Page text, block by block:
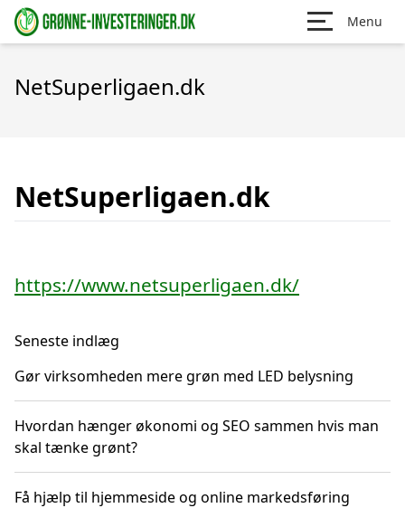
Menu
NetSuperligaen.dk
NetSuperligaen.dk
https://www.netsuperligaen.dk/
Seneste indlæg
Gør virksomheden mere grøn med LED belysning
Hvordan hænger økonomi og SEO sammen hvis man
skal tænke grønt?
Få hjælp til hjemmeside og online markedsføring